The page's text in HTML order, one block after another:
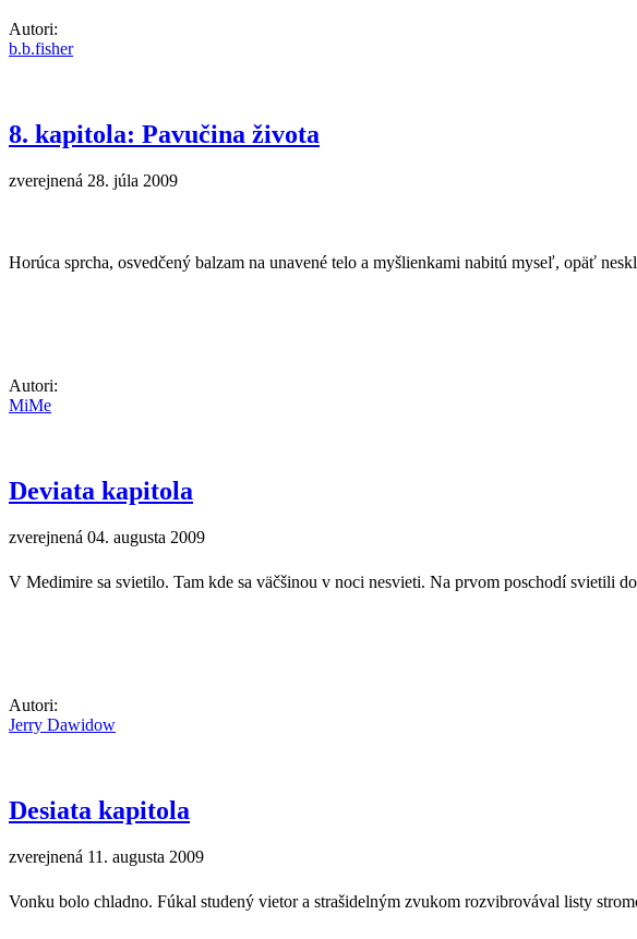
Autori:
b.b.fisher
8. kapitola: Pavučina života
zverejnená 28. júla 2009
Horúca sprcha, osvedčený balzam na unavené telo a myšlienkami nabitú myseľ, opäť
Autori:
MiMe
Deviata kapitola
zverejnená 04. augusta 2009
V Medimire sa svietilo. Tam kde sa väčšinou v noci nesvieti. Na prvom poschodí svietili
Autori:
Jerry Dawidow
Desiata kapitola
zverejnená 11. augusta 2009
Vonku bolo chladno. Fúkal studený vietor a strašidelným zvukom rozvibrovával listy